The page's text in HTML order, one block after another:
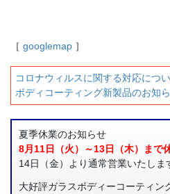
［ googlemap ］
コロナウィルスに関する対応につ
ボディコーティング新製品のお知
夏季休業のお知らせ
8月11日（火）～13日（木）まで
14日（金）より通常営業いたしま
大好評ガラスボディーコーティ